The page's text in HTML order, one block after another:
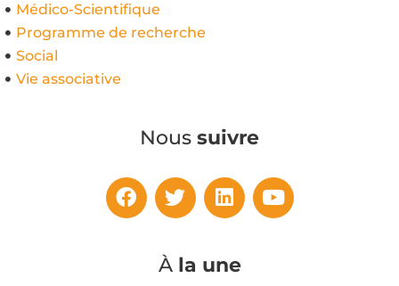
Médico-Scientifique
Programme de recherche
Social
Vie associative
Nous suivre
À la une